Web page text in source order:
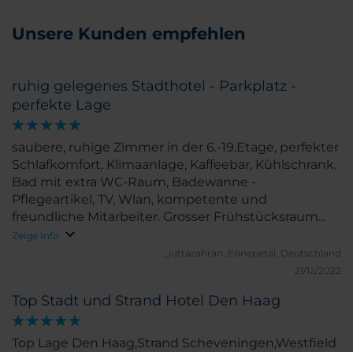
Unsere Kunden empfehlen
ruhig gelegenes Stadthotel - Parkplatz -
perfekte Lage
saubere, ruhige Zimmer in der 6.-19.Etage, perfekter
Schlafkomfort, Klimaanlage, Kaffeebar, Kühlschrank.
Bad mit extra WC-Raum, Badewanne -
Pflegeartikel, TV, Wlan, kompetente und
freundliche Mitarbeiter. Grosser Frühstücksraum
mit reichhaltigem Buffet. Park in der Nähe oder
Parkhaus- ÖVP-Haltestelle 100m
Zeige Info
_juttazahran. Ennepetal, Deutschland
21/12/2022
Top Stadt und Strand Hotel Den Haag
Top Lage Den Haag,Strand Scheveningen,Westfield